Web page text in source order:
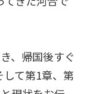
、帰国後すぐ
て第1章、第